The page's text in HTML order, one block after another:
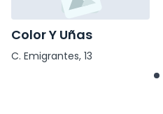
Color Y Uñas
C. Emigrantes, 13